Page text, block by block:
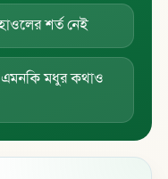
শর্ত নেই
মধুর কথাও